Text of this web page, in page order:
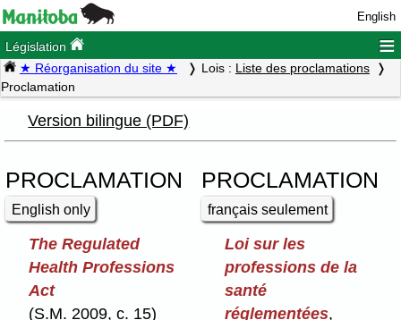
English
Législation ≡
★ Réorganisation du site ★ Lois : Liste des proclamations
Proclamation
Version bilingue (PDF)
PROCLAMATION
English only
PROCLAMATION
français seulement
The Regulated
Health Professions
Act
(S.M. 2009, c. 15)
Loi sur les
professions de la
santé
réglementées,